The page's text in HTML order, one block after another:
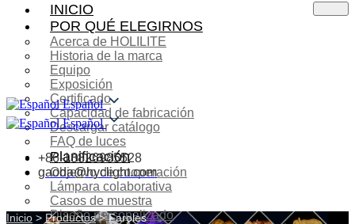
INICIO
POR QUÉ ELEGIRNOS
Acerca de HOLILITE
Historia de la marca
Equipo
Exposición
Certificado
Capacidad de fabricación
Descargar catálogo
FAQ de luces
Planificación
Objetivo de cooperación
Lámpara colaborativa
Casos de muestra
Diseño personalizado
Español
Español
+86-18826985528
gaoda@hyclight.com
Inicio > Productos>Faroles